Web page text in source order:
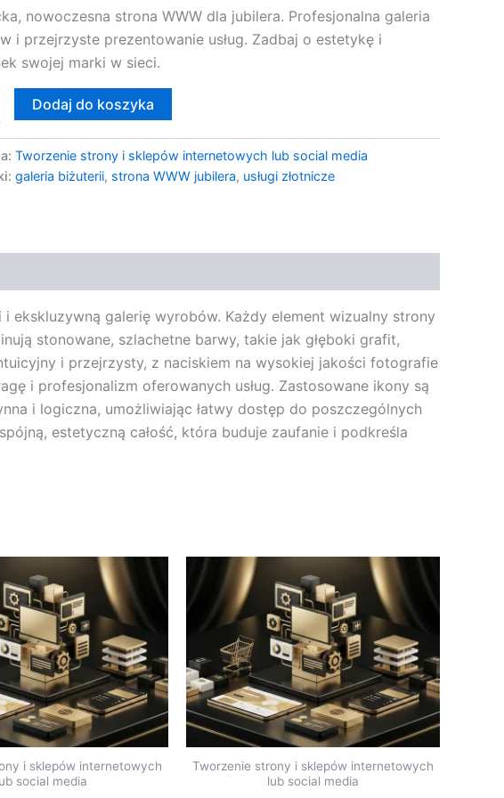
nowoczesna strona WWW dla jubilera. Profesjonalna galeria
i przejrzyste prezentowanie usług. Zadbaj o estetykę i
swojej marki w sieci.
Dodaj do koszyka
Tworzenie strony i sklepów internetowych lub social media
galeria biżuterii, strona WWW jubilera, usługi złotnicze
ekskluzywną galerię wyrobów. Każdy element wizualny strony
stonowane, szlachetne barwy, takie jak głęboki grafit,
i przejrzysty, z naciskiem na wysokiej jakości fotografie
i profesjonalizm oferowanych usług. Zastosowane ikony są
i logiczna, umożliwiając łatwy dostęp do poszczególnych
estetyczną całość, która buduje zaufanie i podkreśla
i sklepów internetowych
social media
Tworzenie strony i sklepów internetowych
lub social media